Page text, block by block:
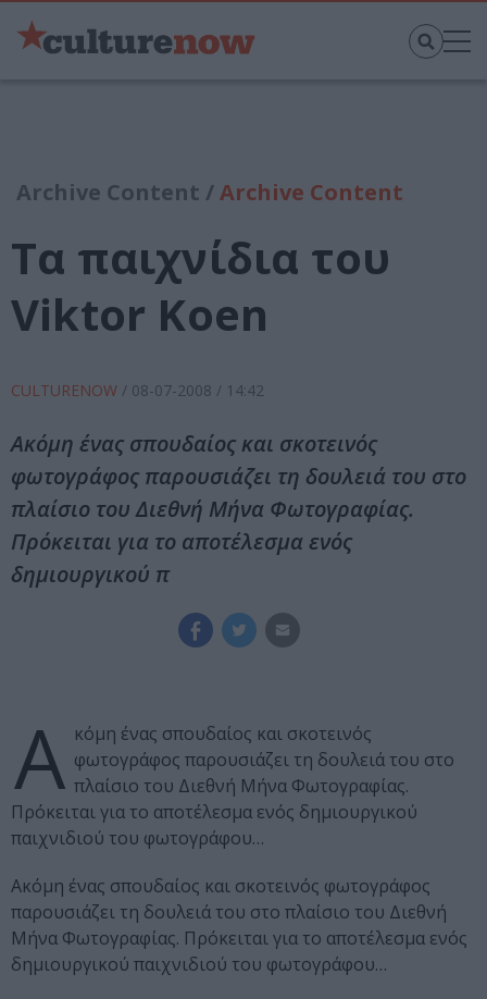
Archive Content /Archive Content
Τα παιχνίδια του
Viktor Koen
CULTURENOW / 08-07-2008 / 14:42
Ακόμη ένας σπουδαίος και σκοτεινός
φωτογράφος παρουσιάζει τη δουλειά του στο
πλαίσιο του Διεθνή Μήνα Φωτογραφίας.
Πρόκειται για το αποτέλεσμα ενός
δημιουργικού π
Α κόμη ένας σπουδαίος και σκοτεινός
φωτογράφος παρουσιάζει τη δουλειά του στο
πλαίσιο του Διεθνή Μήνα Φωτογραφίας.
Πρόκειται για το αποτέλεσμα ενός δημιουργικού
παιχνιδιού του φωτογράφου…
Ακόμη ένας σπουδαίος και σκοτεινός φωτογράφος
παρουσιάζει τη δουλειά του στο πλαίσιο του Διεθνή
Μήνα Φωτογραφίας. Πρόκειται για το αποτέλεσμα ενός
δημιουργικού παιχνιδιού του φωτογράφου…